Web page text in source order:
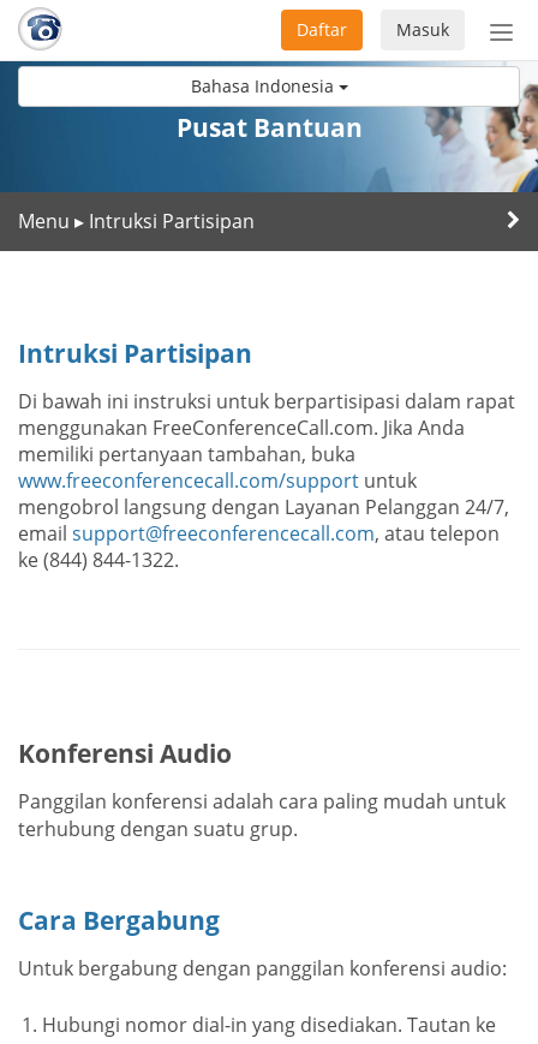
Bahasa Indonesia
Masuk
Daftar
Pusat Bantuan
Menu ▸ Intruksi Partisipan
Intruksi Partisipan
Di bawah ini instruksi untuk berpartisipasi dalam rapat
menggunakan FreeConferenceCall.com. Jika Anda
memiliki pertanyaan tambahan, buka
www.freeconferencecall.com/support untuk
mengobrol langsung dengan Layanan Pelanggan 24/7,
email support@freeconferencecall.com, atau telepon
ke (844) 844-1322.
Konferensi Audio
Panggilan konferensi adalah cara paling mudah untuk
terhubung dengan suatu grup.
Cara Bergabung
Untuk bergabung dengan panggilan konferensi audio:
Hubungi nomor dial-in yang disediakan. Tautan ke